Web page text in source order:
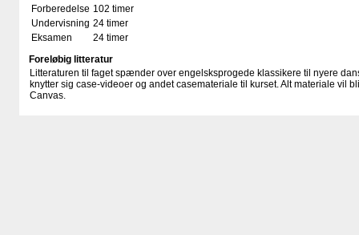
Forberedelse 102 timer
Undervisning 24 timer
Eksamen
24 timer
Foreløbig litteratur
Litteraturen til faget spænder over engelsksprogede klassikere til nyere
knytter sig case-videoer og andet casemateriale til kurset. Alt materiale vil
Canvas.